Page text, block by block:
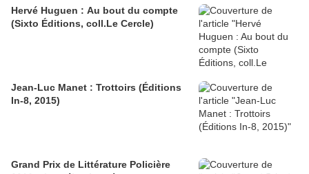
Hervé Huguen : Au bout du compte
(Sixto Éditions, coll.Le Cercle)
Jean-Luc Manet : Trottoirs (Éditions
In-8, 2015)
Grand Prix de Littérature Policière